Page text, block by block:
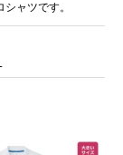
ャツです。